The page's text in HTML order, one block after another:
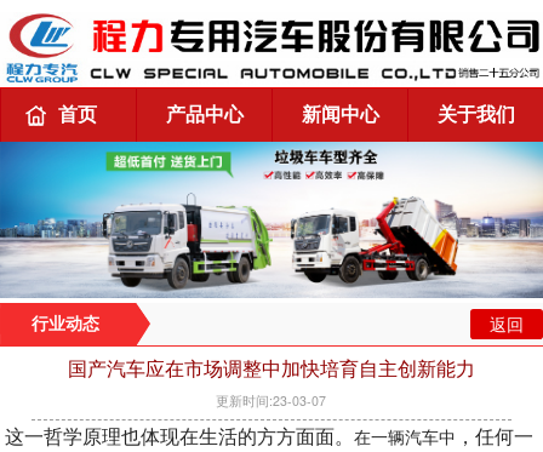
首页 产品中心 新闻中心 关于我们
行业动态 返回
国产汽车应在市场调整中加快培育自主创新能力
更新时间:23-03-07
这一哲学原理也体现在生活的方方面面。在一辆汽车中 ，任何一